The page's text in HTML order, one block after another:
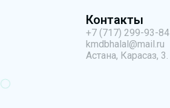
Контакты
+7 (717) 299-93-84
kmdbhalal@mail.ru
Астана, Карасаз, 3.